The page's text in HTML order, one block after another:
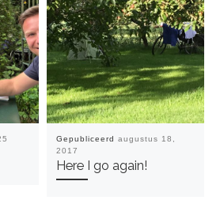
Gepubliceerd augustus 18,
2017
Here I go again!